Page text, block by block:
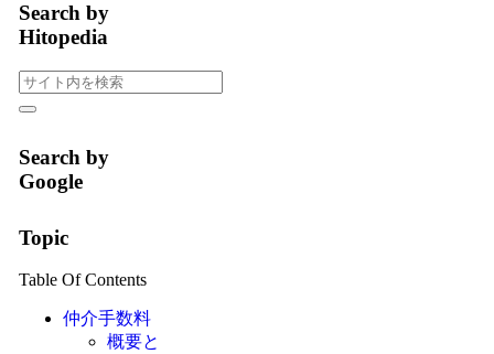
Search by
Hitopedia
Search by
Google
Topic
Table Of Contents
仲介手数料
概要と